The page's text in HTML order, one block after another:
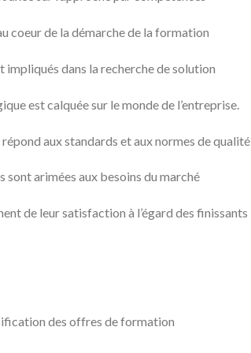
coeur de la démarche de la formation
impliqués dans la recherche de solution
est calquée sur le monde de l’entreprise.
aux standards et aux normes de qualité
sont arimées aux besoins du marché
de leur satisfaction à l’égard des finissants
des offres de formation